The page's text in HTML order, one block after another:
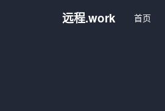
远程.work 首页